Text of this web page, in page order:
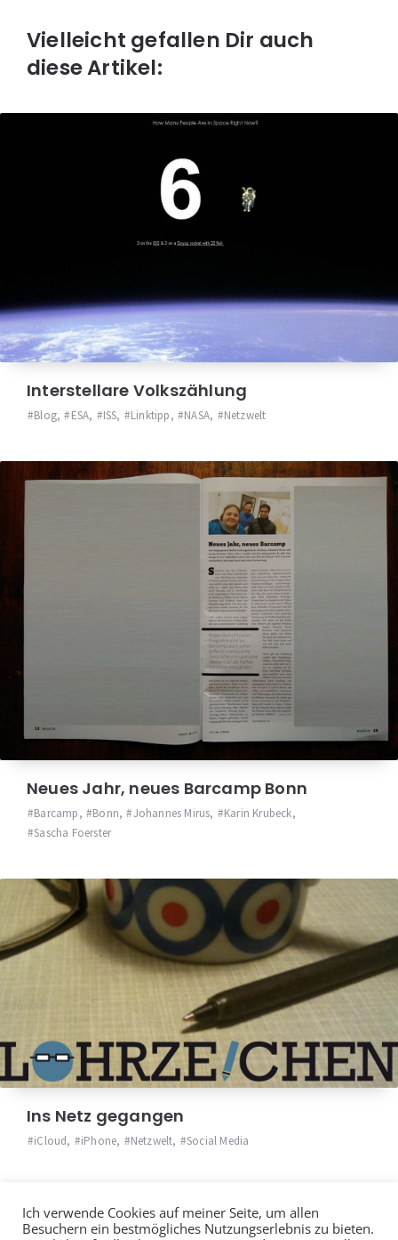
Vielleicht gefallen Dir auch
diese Artikel:
Interstellare Volkszählung
Blog, ESA, ISS, Linktipp, NASA, Netzwelt
Neues Jahr, neues Barcamp Bonn
Barcamp, Bonn, Johannes Mirus, Karin Krubeck,
Sascha Foerster
Ins Netz gegangen
iCloud, iPhone, Netzwelt, Social Media
Ich verwende Cookies auf meiner Seite, um allen
Besuchern ein bestmögliches Nutzungserlebnis zu bieten.